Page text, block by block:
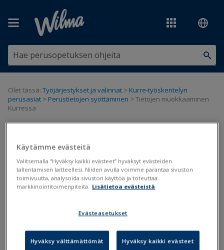
Olet tässä: Työjärjestykset ja valinnat > Kurre-työskentelyn
perusasiat > Perustietojen syöttäminen >Tietojen muokkaaminen
Kurressa
Kurren perustiedot
Päivitetty viimeksi: 21.3.2019
siirretään Kurreen yleensä Primuksesta. Tietoja voi täydentää ja
täydennetään, muokataan ja poistetaan Kurren
perustietoikkunassa.
Käytämme evästeitä
Valitsemalla “Hyväksy kaikki evästeet” hyväksyt evästeiden
tallentamisen laitteellesi. Niiden avulla voimme parantaa sivuston
toimivuutta, analysoida sivuston käyttöä ja toteuttaa
markkinointitoimenpiteitä. Lisätietoa evästeistä
Evästeasetukset
Hyväksy välttämättömät Hyväksy kaikki evästeet